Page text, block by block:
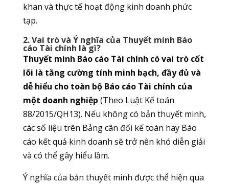
khan và thực tế hoạt động kinh doanh phức
tạp.
2. Vai trò và Ý nghĩa của Thuyết minh Báo
cáo Tài chính là gì?
Thuyết minh Báo cáo Tài chính có vai trò cốt
lõi là tăng cường tính minh bạch, đầy đủ và
dễ hiểu cho toàn bộ Báo cáo Tài chính của
một doanh nghiệp (Theo Luật Kế toán
88/2015/QH13). Nếu không có bản thuyết minh,
các số liệu trên Bảng cân đối kế toán hay Báo
cáo kết quả kinh doanh sẽ trở nên khó diễn giải
và có thể gây hiểu lầm.
Ý nghĩa của bản thuyết minh được thể hiện qua